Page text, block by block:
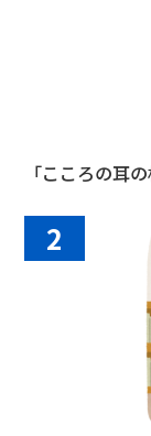
「こころの耳
2